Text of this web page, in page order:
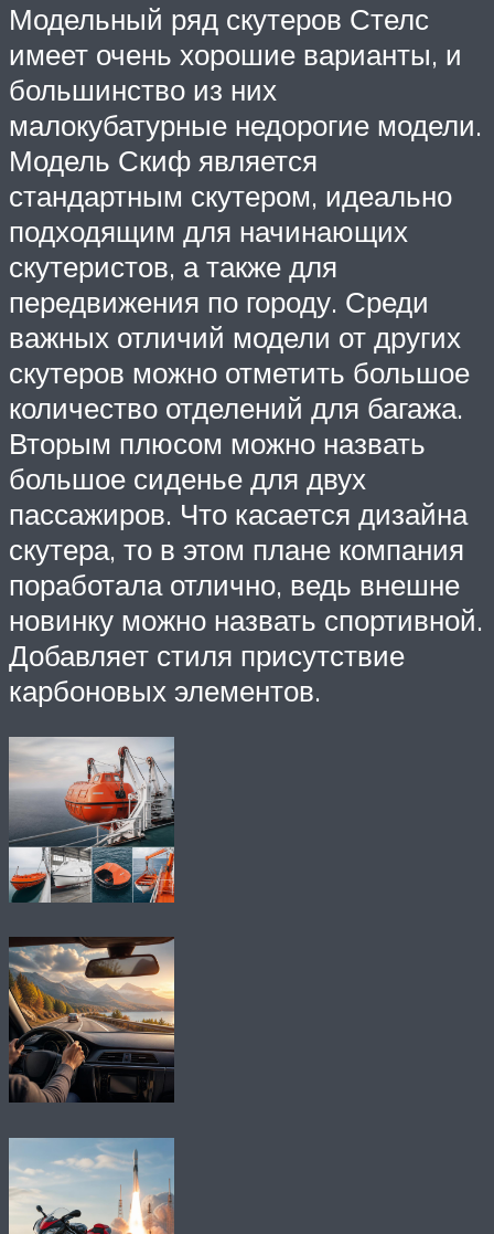
Модельный ряд скутеров Стелс
имеет очень хорошие варианты, и
большинство из них
малокубатурные недорогие модели.
Модель Скиф является
стандартным скутером, идеально
подходящим для начинающих
скутеристов, а также для
передвижения по городу. Среди
важных отличий модели от других
скутеров можно отметить большое
количество отделений для багажа.
Вторым плюсом можно назвать
большое сиденье для двух
пассажиров. Что касается дизайна
скутера, то в этом плане компания
поработала отлично, ведь внешне
новинку можно назвать спортивной.
Добавляет стиля присутствие
карбоновых элементов.